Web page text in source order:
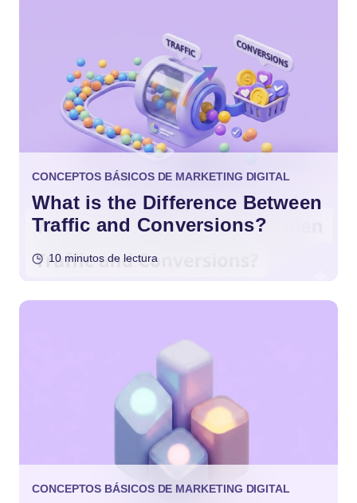
CONCEPTOS BÁSICOS DE MARKETING DIGITAL
What is the Difference Between
Traffic and Conversions?
10 minutos de lectura
CONCEPTOS BÁSICOS DE MARKETING DIGITAL